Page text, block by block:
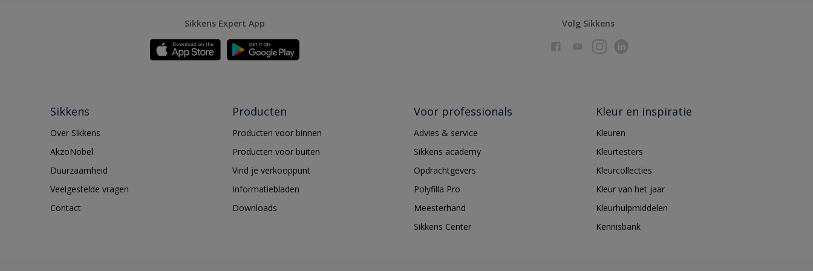
Sikkens Expert App Volg Sikkens
Sikkens
Over Sikkens
AkzoNobel
Duurzaamheid
Veelgestelde vragen
Contact
Producten
Producten voor binnen
Producten voor buiten
Vind je verkooppunt
Informatiebladen
Downloads
Voor professionals
Advies & service
Sikkens academy
Opdrachtgevers
Polyfilla Pro
Meesterhand
Sikkens Center
Kleur en inspiratie
Kleuren
Kleurtesters
Kleurcollecties
Kleur van het jaar
Kleurhulpmiddelen
Kennisbank